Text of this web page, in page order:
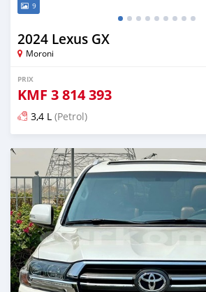
9
2024 Lexus GX
Moroni
PRIX
KMF 3 814 393
3,4 L (Petrol)
Publié il y a 5 mois